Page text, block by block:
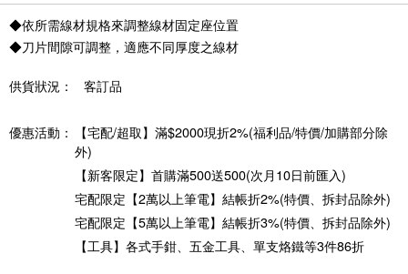
◆依所需線材規格來調整線材固定座位置
◆刀片間隙可調整，適應不同厚度之線材
供貨狀況： 客訂品
優惠活動：
【宅配/超取】滿$2000現折2%(福利品/特價/加購部分除
外)
【新客限定】首購滿500送500(次月10日前匯入)
宅配限定【2萬以上筆電】結帳折2%(特價、拆封品除外)
宅配限定【5萬以上筆電】結帳折3%(特價、拆封品除外)
【工具】各式手鉗、五金工具、單支烙鐵等3件86折